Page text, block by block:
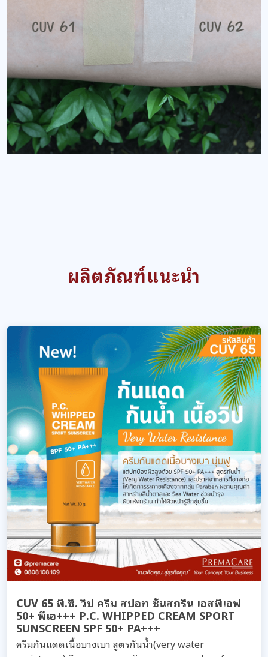
ผลิตภัณฑ์แนะนำ
CUV 65 พี.ซี. วิป ครีม สปอท ซันสกรีน เอสพีเอฟ
50+ พีเอ+++ P.C. WHIPPED CREAM SPORT
SUNSCREEN SPF 50+ PA+++
ครีมกันแดดเนื้อบางเบา สูตรกันน้ำ(very water